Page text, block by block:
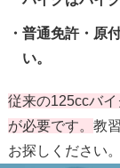
普通免許・原
い。
従来の125ccバ
が必要です。 教
お探しください。